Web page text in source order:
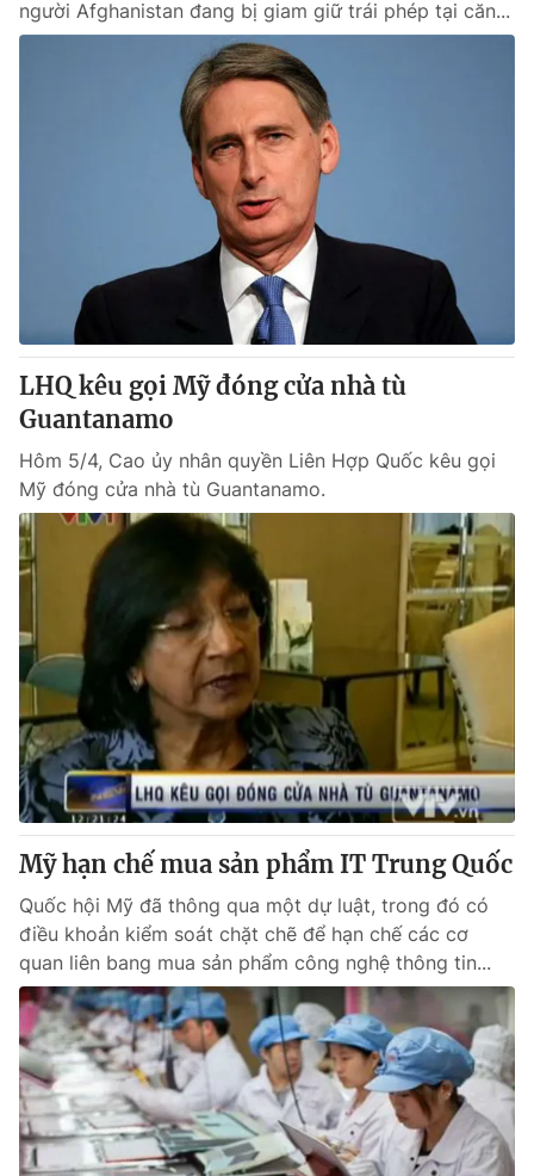
người Afghanistan đang bị giam giữ trái phép tại căn...
LHQ kêu gọi Mỹ đóng cửa nhà tù
Guantanamo
Hôm 5/4, Cao ủy nhân quyền Liên Hợp Quốc kêu gọi
Mỹ đóng cửa nhà tù Guantanamo.
Mỹ hạn chế mua sản phẩm IT Trung Quốc
Quốc hội Mỹ đã thông qua một dự luật, trong đó có
điều khoản kiểm soát chặt chẽ để hạn chế các cơ
quan liên bang mua sản phẩm công nghệ thông tin...